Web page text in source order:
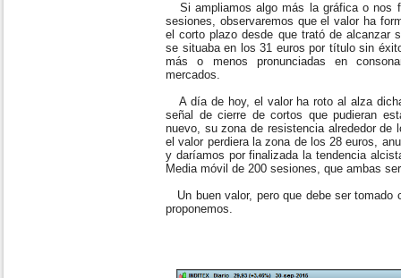
Si ampliamos algo más la gráfica o nos
sesiones, observaremos que el valor ha
el corto plazo desde que trató de alcanzar
se situaba en los 31 euros por título sin
más o menos pronunciadas en
mercados.
A día de hoy, el valor ha roto al alza
señal de cierre de cortos que pudieran
nuevo, su zona de resistencia alrededor
el valor perdiera la zona de los 28 euros,
y daríamos por finalizada la tendencia
Media móvil de 200 sesiones, que ambas
Un buen valor, pero que debe ser tomado
proponemos.